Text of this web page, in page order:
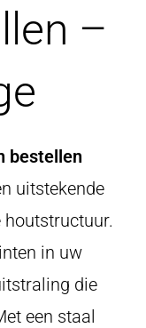
–
bestellen
uitstekende
houtstructuur.
in uw
die
een staal